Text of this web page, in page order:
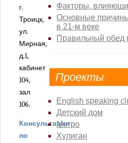
г.
Троицк,
ул.
Мирная,
д.1,
кабинет
104,
зал
106.
Консультации
по
Факторы,
Основные
в 21-м веке
Правильный обед
Проекты
English speaking
Детский дом
Метро
Хулиган